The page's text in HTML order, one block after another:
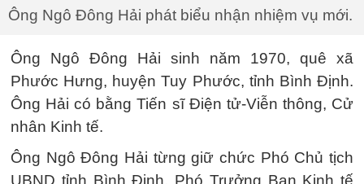
Ông Ngô Đông Hải phát biểu nhận nhiệm vụ mới.
Ông Ngô Đông Hải sinh năm 1970, quê xã
Phước Hưng, huyện Tuy Phước, tỉnh Bình Định.
Ông Hải có bằng Tiến sĩ Điện tử-Viễn thông, Cử
nhân Kinh tế.
Ông Ngô Đông Hải từng giữ chức Phó Chủ tịch
UBND tỉnh Bình Định, Phó Trưởng Ban Kinh tế